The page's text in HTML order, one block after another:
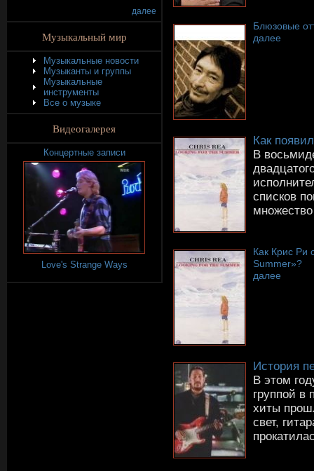
далее
Музыкальный мир
Музыкальные новости
Музыканты и группы
Музыкальные
инструменты
Все о музыке
Видеогалерея
Концертные записи
Love's Strange Ways
Блюзовые
далее
Как
В
списков
Как Крис Ри
Summer»?
далее
История
В этом
группой в
хиты
свет,